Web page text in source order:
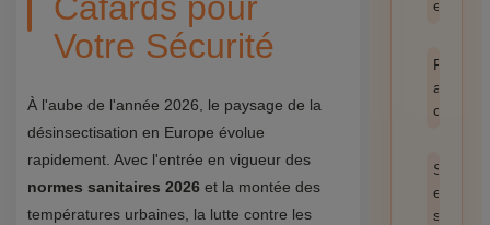
Votre Sécurité
À l'aube de l'année 2026, le paysage de la
désinsectisation en Europe évolue
rapidement. Avec l'entrée en vigueur des
normes sanitaires 2026 et la montée des
températures urbaines, la lutte contre les
et
Produit
anti
cafards
Santé
et
sécurité